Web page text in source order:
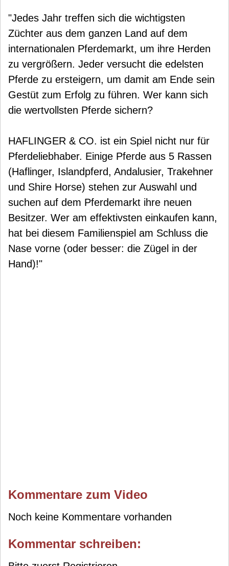
"Jedes Jahr treffen sich die wichtigsten
Züchter aus dem ganzen Land auf dem
internationalen Pferdemarkt, um ihre Herden
zu vergrößern. Jeder versucht die edelsten
Pferde zu ersteigern, um damit am Ende sein
Gestüt zum Erfolg zu führen. Wer kann sich
die wertvollsten Pferde sichern?
HAFLINGER & CO. ist ein Spiel nicht nur für
Pferdeliebhaber. Einige Pferde aus 5 Rassen
(Haflinger, Islandpferd, Andalusier, Trakehner
und Shire Horse) stehen zur Auswahl und
suchen auf dem Pferdemarkt ihre neuen
Besitzer. Wer am effektivsten einkaufen kann,
hat bei diesem Familienspiel am Schluss die
Nase vorne (oder besser: die Zügel in der
Hand)!"
Kommentare zum Video
Noch keine Kommentare vorhanden
Kommentar schreiben: